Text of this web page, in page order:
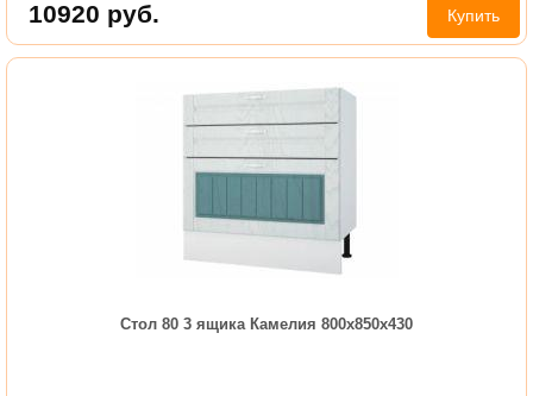
10920 руб. Купить
Стол 80 3 ящика Камелия 800х850х430